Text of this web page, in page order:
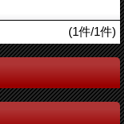
(1件/1件)